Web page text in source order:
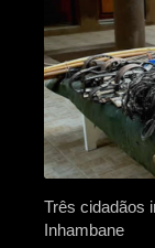
Três cidadãos
Inhambane